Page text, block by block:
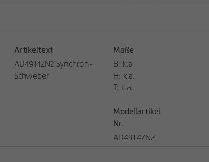
Artikeltext
AD4914ZN2 Synchron-
Schweber
Maße
B: k.a.
H: k.a.
T: k.a.
Modellartikel
Nr.
AD491.4ZN2